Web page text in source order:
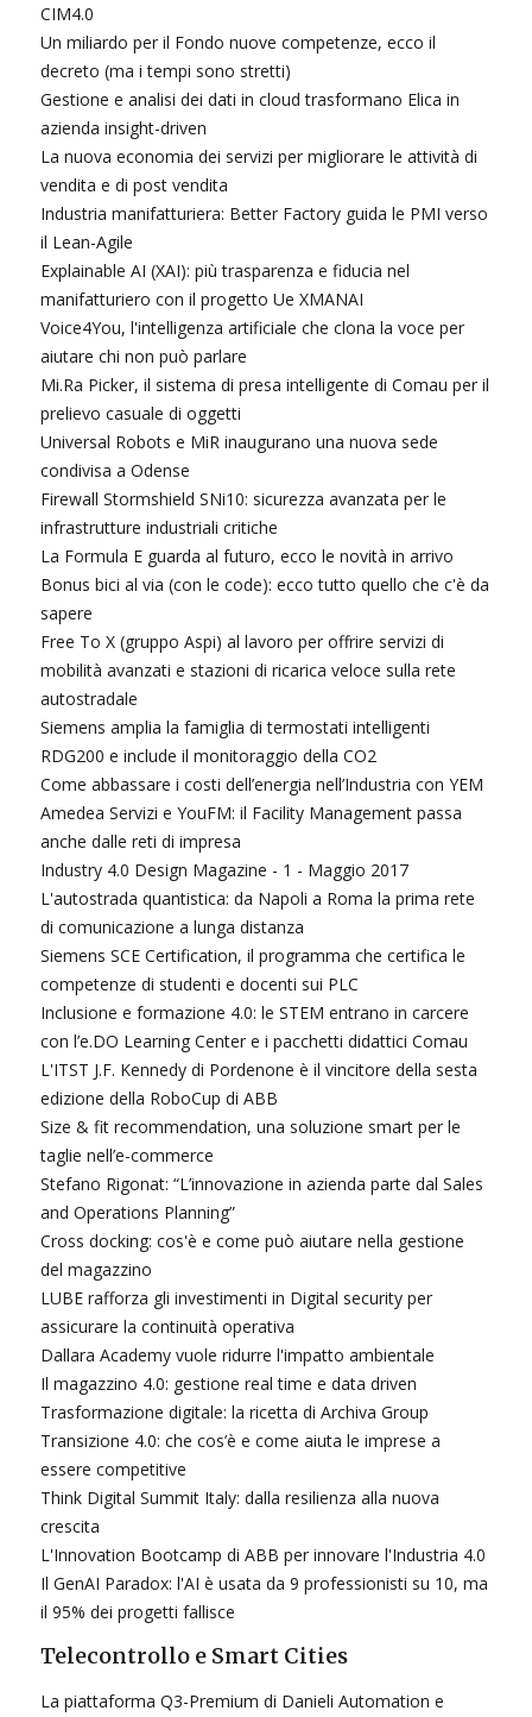
CIM4.0
Un miliardo per il Fondo nuove competenze, ecco il
decreto (ma i tempi sono stretti)
Gestione e analisi dei dati in cloud trasformano Elica in
azienda insight-driven
La nuova economia dei servizi per migliorare le attività di
vendita e di post vendita
Industria manifatturiera: Better Factory guida le PMI verso
il Lean-Agile
Explainable AI (XAI): più trasparenza e fiducia nel
manifatturiero con il progetto Ue XMANAI
Voice4You, l'intelligenza artificiale che clona la voce per
aiutare chi non può parlare
Mi.Ra Picker, il sistema di presa intelligente di Comau per il
prelievo casuale di oggetti
Universal Robots e MiR inaugurano una nuova sede
condivisa a Odense
Firewall Stormshield SNi10: sicurezza avanzata per le
infrastrutture industriali critiche
La Formula E guarda al futuro, ecco le novità in arrivo
Bonus bici al via (con le code): ecco tutto quello che c'è da
sapere
Free To X (gruppo Aspi) al lavoro per offrire servizi di
mobilità avanzati e stazioni di ricarica veloce sulla rete
autostradale
Siemens amplia la famiglia di termostati intelligenti
RDG200 e include il monitoraggio della CO2
Come abbassare i costi dell’energia nell’Industria con YEM
Amedea Servizi e YouFM: il Facility Management passa
anche dalle reti di impresa
Industry 4.0 Design Magazine - 1 - Maggio 2017
L'autostrada quantistica: da Napoli a Roma la prima rete
di comunicazione a lunga distanza
Siemens SCE Certification, il programma che certifica le
competenze di studenti e docenti sui PLC
Inclusione e formazione 4.0: le STEM entrano in carcere
con l’e.DO Learning Center e i pacchetti didattici Comau
L'ITST J.F. Kennedy di Pordenone è il vincitore della sesta
edizione della RoboCup di ABB
Size & fit recommendation, una soluzione smart per le
taglie nell’e-commerce
Stefano Rigonat: “L’innovazione in azienda parte dal Sales
and Operations Planning”
Cross docking: cos'è e come può aiutare nella gestione
del magazzino
LUBE rafforza gli investimenti in Digital security per
assicurare la continuità operativa
Dallara Academy vuole ridurre l'impatto ambientale
Il magazzino 4.0: gestione real time e data driven
Trasformazione digitale: la ricetta di Archiva Group
Transizione 4.0: che cos’è e come aiuta le imprese a
essere competitive
Think Digital Summit Italy: dalla resilienza alla nuova
crescita
L'Innovation Bootcamp di ABB per innovare l'Industria 4.0
Il GenAI Paradox: l'AI è usata da 9 professionisti su 10, ma
il 95% dei progetti fallisce
Telecontrollo e Smart Cities
La piattaforma Q3-Premium di Danieli Automation e